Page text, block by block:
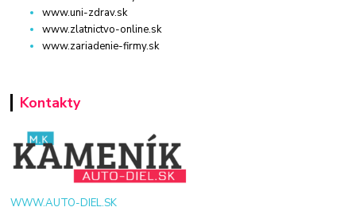
www.uni-zdrav.sk
www.zlatnictvo-online.sk
www.zariadenie-firmy.sk
Kontakty
WWW.AUTO-DIEL.SK